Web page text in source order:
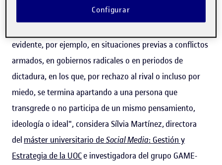
tenido una incidencia en el apoyo que un personaje o un
evidente, por ejemplo, en situaciones previas a conflictos
armados, en gobiernos radicales o en periodos de
dictadura, en los que, por rechazo al rival o incluso por
miedo, se termina apartando a una persona que
transgrede o no participa de un mismo pensamiento,
ideología o ideal", considera Sílvia Martínez, directora
del máster universitario deSocial Media: Gestión y
Estrategia de la UOCe investigadora del grupo GAME-
Configurar